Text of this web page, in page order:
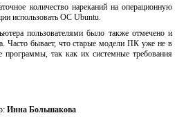
количество нареканий на операционную
использовать ОС Ubuntu.
пользователями было также отмечено и
Часто бывает, что старые модели ПК уже не в
программы, так как их системные требования
Инна Большакова